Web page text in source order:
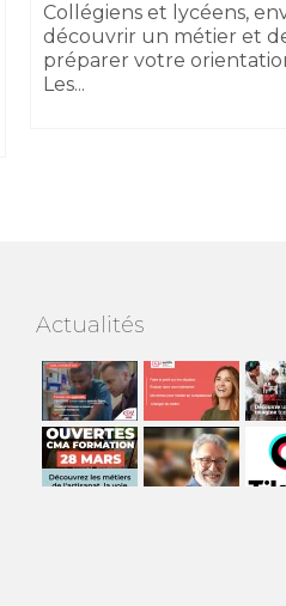
Collégiens et lycéens,
découvrir un métier et
préparer votre
Les...
Actualités